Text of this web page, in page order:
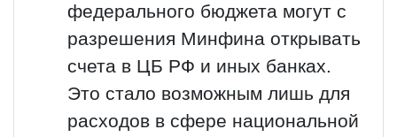
федерального бюджета могут с
разрешения Минфина открывать
счета в ЦБ РФ и иных банках.
Это стало возможным лишь для
расходов в сфере национальной